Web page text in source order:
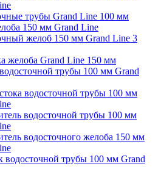
трубы Grand Line 100 мм
150 мм Grand Line
желоб 150 мм Grand Line 3
желоба Grand Line 150 мм
трубы 100 мм Grand
водосточной трубы 100 мм
водосточной трубы 100 мм
водосточного желоба 150 мм
водосточной трубы 100 мм Grand